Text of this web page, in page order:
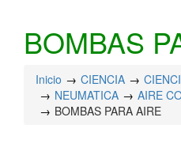
BOMBAS
Inicio CIENCIA
NEUMATICA
AIRE
BOMBAS PARA AIRE